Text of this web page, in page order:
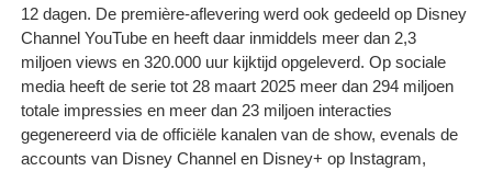
12 dagen. De première-aflevering werd ook gedeeld op Disney
Channel YouTube en heeft daar inmiddels meer dan 2,3
miljoen views en 320.000 uur kijktijd opgeleverd. Op sociale
media heeft de serie tot 28 maart 2025 meer dan 294 miljoen
totale impressies en meer dan 23 miljoen interacties
gegenereerd via de officiële kanalen van de show, evenals de
accounts van Disney Channel en Disney+ op Instagram,